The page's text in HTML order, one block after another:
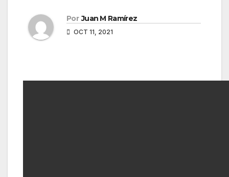
Por Juan M Ramírez
OCT 11, 2021